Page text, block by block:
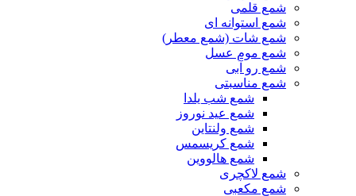
شمع قلمی
شمع استوانه ای
شمع شات (شمع معطر)
شمع موم عسل
شمع رو آبی
شمع مناسبتی
شمع شب یلدا
شمع عید نوروز
شمع ولنتاین
شمع کریسمس
شمع هالووین
شمع لاکچری
شمع مکعبی